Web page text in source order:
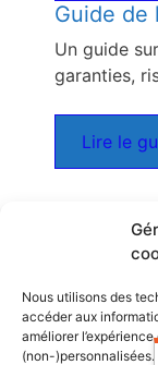
Nous utilisons des
accéder aux
améliorer
(non-
Guide de
Un guide
garanties,
Lire le
Les